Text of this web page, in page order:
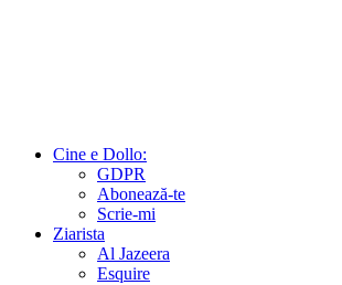
Cine e Dollo:
GDPR
Abonează-te
Scrie-mi
Ziarista
Al Jazeera
Esquire